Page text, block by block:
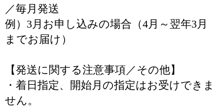
／毎月発送
例）3月お申し込みの場合（4月～翌年3月
までお届け）
【発送に関する注意事項／その他】
・着日指定、開始月の指定はお受けできま
せん。